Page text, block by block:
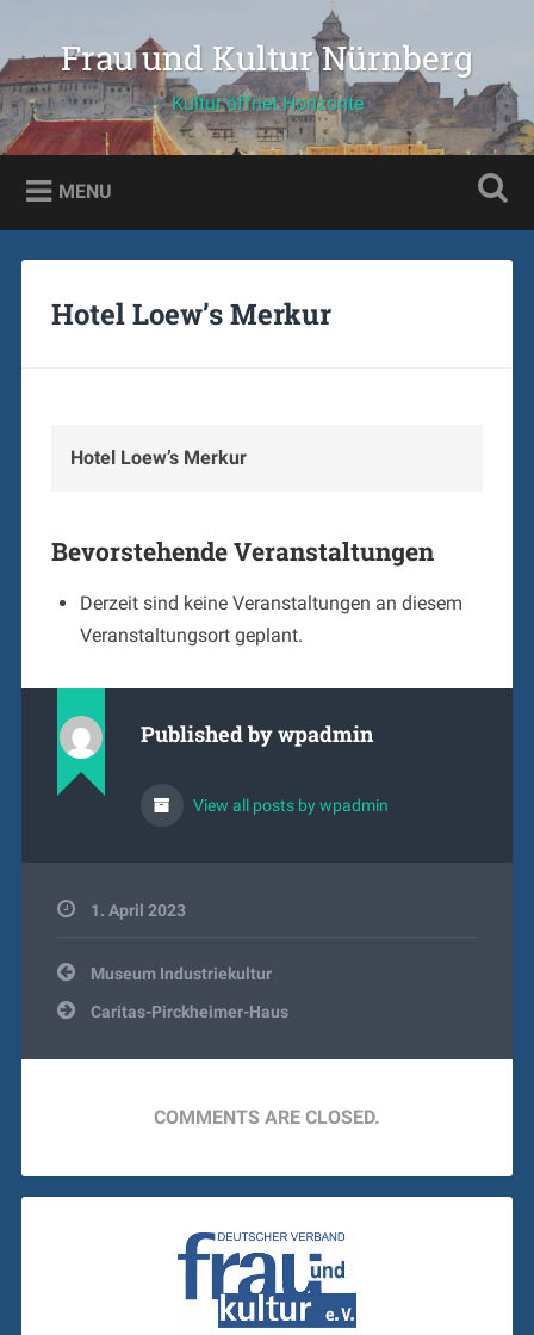
content
SearchFrau und Kultur Nürnberg
Kultur öffnet Horizonte
MENU
Hotel Loew’s Merkur
Hotel Loew’s Merkur
Bevorstehende Veranstaltungen
Derzeit sind keine Veranstaltungen an diesem
Veranstaltungsort geplant.
Published bywpadmin
View all posts by wpadmin
1. April 2023
Beitragsnavigation
Museum Industriekultur
Caritas-Pirckheimer-Haus
COMMENTS ARE CLOSED.